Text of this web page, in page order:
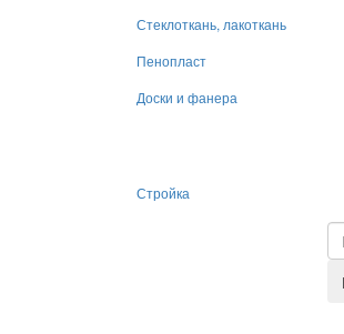
Стеклоткань, лакоткань
Пенопласт
Доски и фанера
Стройка